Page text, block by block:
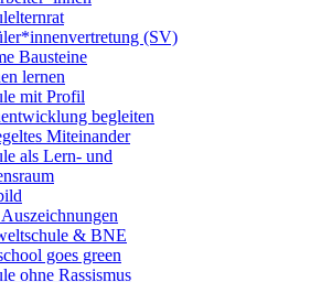
(SV)
Bausteine
lernen
mit Profil
begleiten
Miteinander
als Lern- und
& BNE
goes green
ohne Rassismus